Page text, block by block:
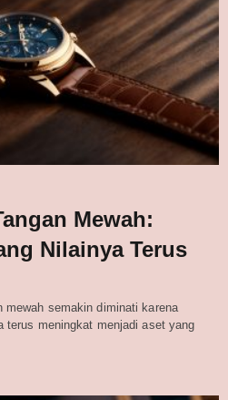
Mewah:
Nilainya Terus
semakin diminati karena
terus meningkat menjadi aset yang